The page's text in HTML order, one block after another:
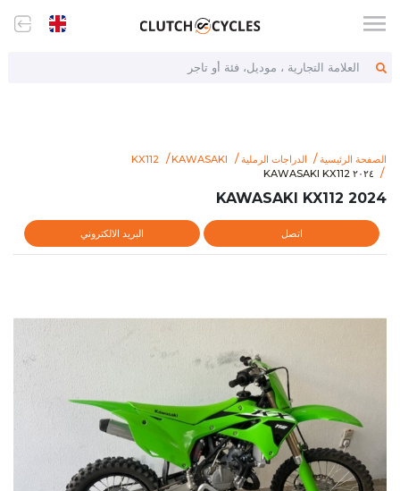
العلامة التجارية ، موديل، فئة أو تاجر
الصفحة الرئيسية الدراجات الرملية KAWASAKI
KX112
www.clutchcycles.com/item/2024-kawasaki-kx112-69285
٢٠٢٤ KAWASAKI KX112
٢٠٢٤ KAWASAKI KX112
2024 KAWASAKI KX112
اتصل البريد الالكتروني